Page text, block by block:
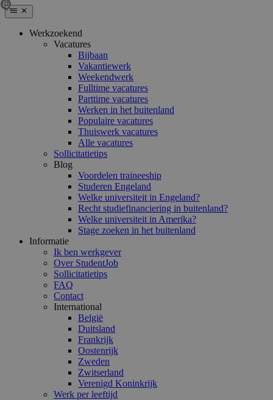
Werkzoekend
Vacatures
Bijbaan
Vakantiewerk
Weekendwerk
Fulltime vacatures
Parttime vacatures
Werken in het buitenland
Populaire vacatures
Thuiswerk vacatures
Alle vacatures
Sollicitatietips
Blog
Voordelen traineeship
Studeren Engeland
Welke universiteit in Engeland?
Recht studiefinanciering in buitenland?
Welke universiteit in Amerika?
Stage zoeken in het buitenland
Informatie
Ik ben werkgever
Over StudentJob
Sollicitatietips
FAQ
Contact
International
België
Duitsland
Frankrijk
Oostenrijk
Zweden
Zwitserland
Verenigd Koninkrijk
Werk per leeftijd